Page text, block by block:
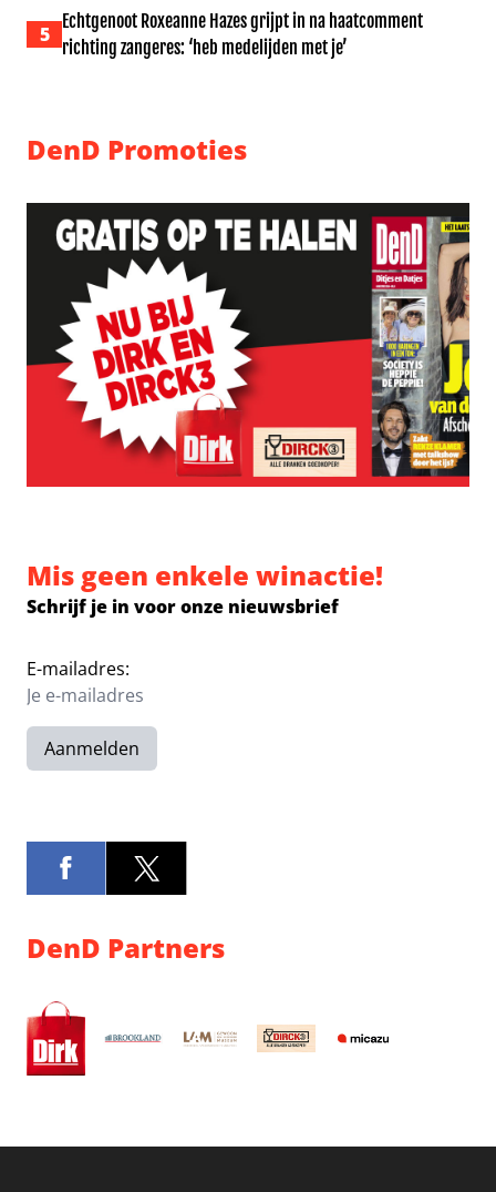
5
Echtgenoot Roxeanne Hazes grijpt in na haatcomment
richting zangeres: ‘heb medelijden met je’
DenD Promoties
Mis geen enkele winactie!
Schrijf je in voor onze nieuwsbrief
E-mailadres:
Aanmelden
DenD Partners